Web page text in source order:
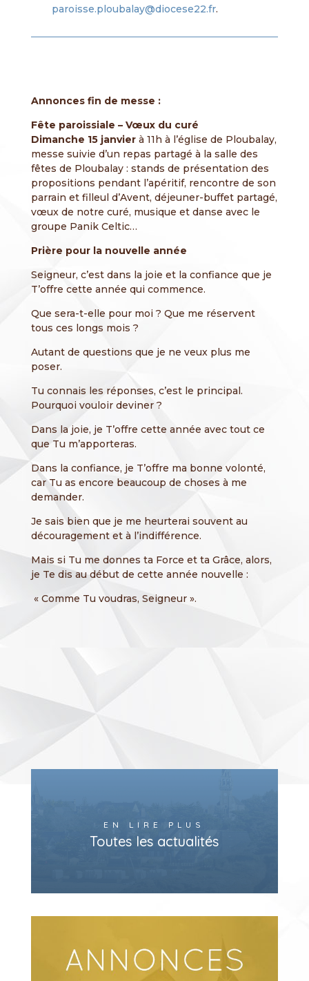
paroisse.ploubalay@diocese22.fr.
Annonces fin de messe :
Fête paroissiale – Vœux du curé
Dimanche 15 janvier à 11h à l’église de Ploubalay,
messe suivie d’un repas partagé à la salle des
fêtes de Ploubalay : stands de présentation des
propositions pendant l’apéritif, rencontre de son
parrain et filleul d’Avent, déjeuner-buffet partagé,
vœux de notre curé, musique et danse avec le
groupe Panik Celtic…
Prière pour la nouvelle année
Seigneur, c’est dans la joie et la confiance que je
T’offre cette année qui commence.
Que sera-t-elle pour moi ? Que me réservent
tous ces longs mois ?
Autant de questions que je ne veux plus me
poser.
Tu connais les réponses, c’est le principal.
Pourquoi vouloir deviner ?
Dans la joie, je T’offre cette année avec tout ce
que Tu m’apporteras.
Dans la confiance, je T’offre ma bonne volonté,
car Tu as encore beaucoup de choses à me
demander.
Je sais bien que je me heurterai souvent au
découragement et à l’indifférence.
Mais si Tu me donnes ta Force et ta Grâce, alors,
je Te dis au début de cette année nouvelle :
« Comme Tu voudras, Seigneur ».
EN LIRE PLUS
Toutes les actualités